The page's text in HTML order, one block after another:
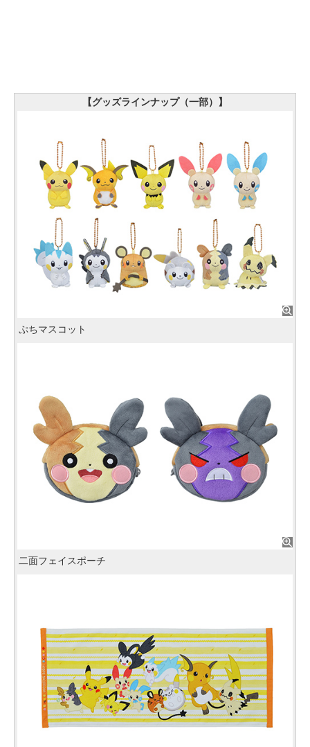
【グッズラインナップ（一部）】
ぷちマスコット
二面フェイスポーチ